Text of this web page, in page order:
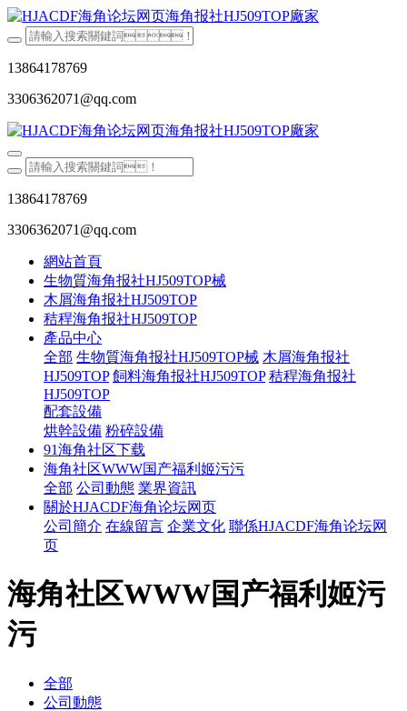
13864178769
3306362071@qq.com
13864178769
3306362071@qq.com
網站首頁
生物質海角报社HJ509TOP械
木屑海角报社HJ509TOP
秸稈海角报社HJ509TOP
產品中心
全部 生物質海角报社HJ509TOP械 木屑海角报社
HJ509TOP 飼料海角报社HJ509TOP 秸稈海角报社
HJ509TOP
配套設備
烘幹設備 粉碎設備
91海角社区下载
海角社区WWW国产福利姬污污
全部 公司動態 業界資訊
關於HJACDF海角论坛网页
公司簡介 在線留言 企業文化 聯係HJACDF海角论坛网
页
海角社区WWW国产福利姬污
污
全部
公司動態